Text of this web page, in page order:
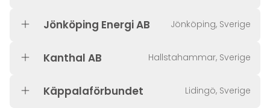
Jönköping Energi AB Jönköping, Sverige
Kanthal AB Hallstahammar, Sverige
Käppalaförbundet Lidingö, Sverige